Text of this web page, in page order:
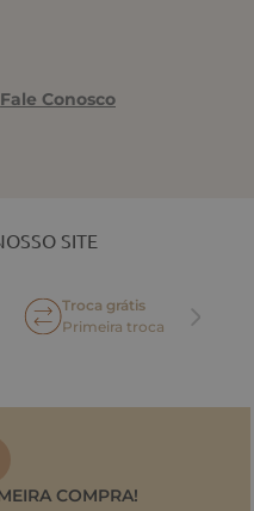
Fale Conosco
SITE
Troca grátis
Primeira troca
COMPRA!